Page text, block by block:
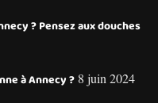
? Pensez aux douches
à Annecy ? 8 juin 2024